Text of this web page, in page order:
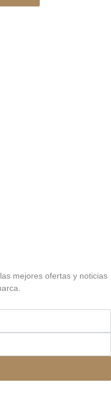
mejores ofertas y noticias